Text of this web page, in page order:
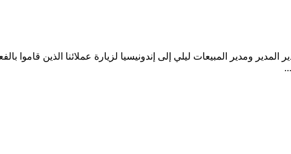
ومدير المبيعات ليلي إلى إندونيسيا لزيارة عملائنا الذين قاموا